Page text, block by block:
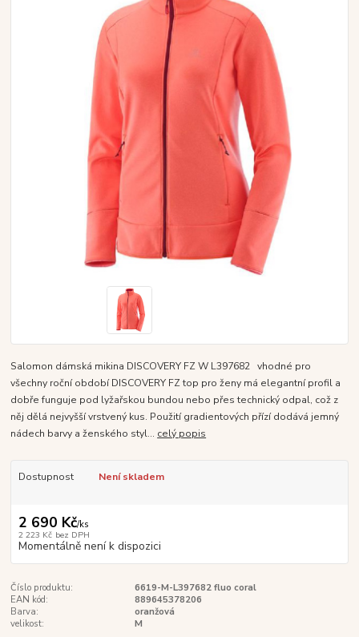
Salomon dámská mikina DISCOVERY FZ W L397682 vhodné pro
všechny roční období DISCOVERY FZ top pro ženy má elegantní profil a
dobře funguje pod lyžařskou bundou nebo přes technický odpal, což z
něj dělá nejvyšší vrstvený kus. Použití gradientových přízí dodává jemný
nádech barvy a ženského styl... celý popis
Dostupnost Není skladem
2 690 Kč/ks
2 223 Kč bez DPH
Momentálně není k dispozici
Číslo produktu:
6619-M-L397682 fluo coral
EAN kód:
889645378206
Barva:
oranžová
velikost:
M